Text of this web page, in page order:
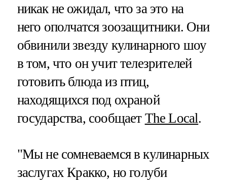
никак не ожидал, что за это на
него ополчатся зоозащитники. Они
обвинили звезду кулинарного шоу
в том, что он учит телезрителей
готовить блюда из птиц,
находящихся под охраной
государства, сообщает The Local.
"Мы не сомневаемся в кулинарных
заслугах Кракко, но голуби